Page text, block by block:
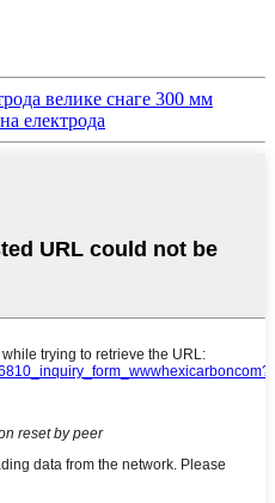
велике снаге 300 мм
електрода